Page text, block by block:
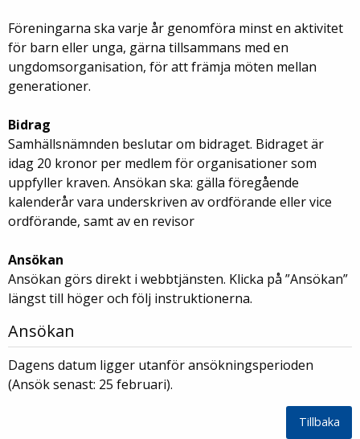
Föreningarna ska varje år genomföra minst en aktivitet
för barn eller unga, gärna tillsammans med en
ungdomsorganisation, för att främja möten mellan
generationer.
Bidrag
Samhällsnämnden beslutar om bidraget. Bidraget är
idag 20 kronor per medlem för organisationer som
uppfyller kraven. Ansökan ska: gälla föregående
kalenderår vara underskriven av ordförande eller vice
ordförande, samt av en revisor
Ansökan
Ansökan görs direkt i webbtjänsten. Klicka på ”Ansökan”
längst till höger och följ instruktionerna.
Ansökan
Dagens datum ligger utanför ansökningsperioden
(Ansök senast: 25 februari).